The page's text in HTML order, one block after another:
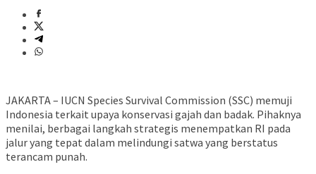
JAKARTA – IUCN Species Survival Commission (SSC) memuji
Indonesia terkait upaya konservasi gajah dan badak. Pihaknya
menilai, berbagai langkah strategis menempatkan RI pada
jalur yang tepat dalam melindungi satwa yang berstatus
terancam punah.